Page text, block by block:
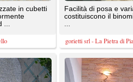
Realizzati in pietra naturale, si possono
trovare in varie forme e colori anche
pezzi singoli per ...